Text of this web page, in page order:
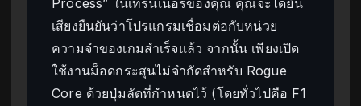
เสียงยืนยันว่าโปรแกรมเชื่อมต่อกับหน่วย
ความจำของเกมสำเร็จแล้ว จากนั้น เพียงเปิด
ใช้งานม็อดกระสุนไม่จำกัดสำหรับ Rogue
Core ด้วยปุ่มลัดที่กำหนดไว้ (โดยทั่วไปคือ F1